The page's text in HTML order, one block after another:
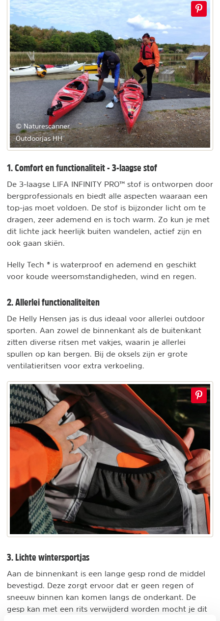
© Naturescanner
Outdoorjas HH
1. Comfort en functionaliteit - 3-laagse stof
De 3-laagse LIFA INFINITY PRO™ stof is ontworpen door
bergprofessionals en biedt alle aspecten waaraan een
top-jas moet voldoen. De stof is bijzonder licht om te
dragen, zeer ademend en is toch warm. Zo kun je met
dit lichte jack heerlijk buiten wandelen, actief zijn en
ook gaan skiën.
Helly Tech ® is waterproof en ademend en geschikt
voor koude weersomstandigheden, wind en regen.
2. Allerlei functionaliteiten
De Helly Hensen jas is dus ideaal voor allerlei outdoor
sporten. Aan zowel de binnenkant als de buitenkant
zitten diverse ritsen met vakjes, waarin je allerlei
spullen op kan bergen. Bij de oksels zijn er grote
ventilatieritsen voor extra verkoeling.
3. Lichte wintersportjas
Aan de binnenkant is een lange gesp rond de middel
bevestigd. Deze zorgt ervoor dat er geen regen of
sneeuw binnen kan komen langs de onderkant. De
gesp kan met een rits verwijderd worden mocht je dit